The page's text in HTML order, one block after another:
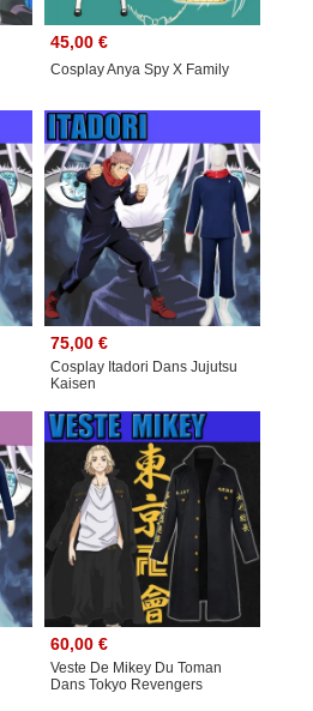
45,00 €
Cosplay Anya Spy X Family
75,00 €
Cosplay Itadori Dans Jujutsu
Kaisen
60,00 €
Veste De Mikey Du Toman
Dans Tokyo Revengers